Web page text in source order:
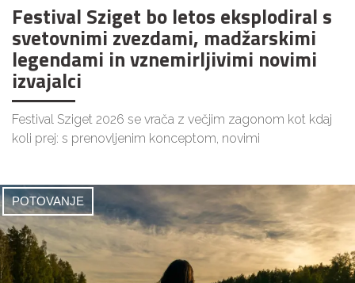
Festival Sziget bo letos eksplodiral s
svetovnimi zvezdami, madžarskimi
legendami in vznemirljivimi novimi
izvajalci
Festival Sziget 2026 se vrača z večjim zagonom kot kdaj
koli prej: s prenovljenim konceptom, novimi
POTOVANJE